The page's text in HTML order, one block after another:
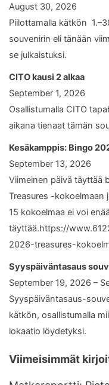
August 30, 2026
Piilottamalla kätkön
souvenirin eli tänään
se julkaistuksi.
CITO kausi 2 alkaa
September 1, 2026
Osallistumalla CITO
aikana tienaat tämän
Kesäkamppis: Bingo
September 13, 2026
Viimeinen päivä täyttää
Treasures -kokoelmaan
15 kokoelmaa ei voi enää
täyttää.https://
2026-treasures-
Syyspäiväntasaus
September 19, 2026 –
Syyspäiväntasaus-
kätkön, osallistumalla
lokaatio löydetyksi.
Viimeisimmät